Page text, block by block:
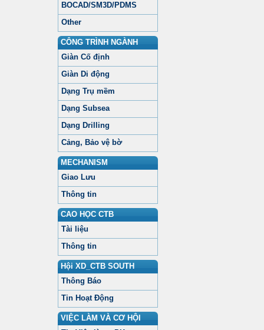
BOCAD/SM3D/PDMS
Other
CÔNG TRÌNH NGÀNH
Giàn Cố định
Giàn Di động
Dạng Trụ mềm
Dạng Subsea
Dạng Drilling
Cảng, Bảo vệ bờ
MECHANISM
Giao Lưu
Thông tin
CAO HỌC CTB
Tài liệu
Thông tin
Hội XD_CTB SOUTH
Thông Báo
Tin Hoạt Động
VIỆC LÀM VÀ CƠ HỘI